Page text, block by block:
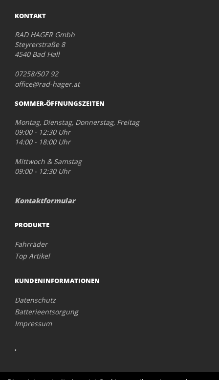
KONTAKT
RAD HAGER Gmbh
Steyrerstraße 8
4540 Bad Hall
07258/507 92
office@rad-hager.at
SOMMER-ÖFFNUNGSZEITEN
Montag, Dienstag, Donnerstag, Freitag
09:00 - 12:30 Uhr
14:00 - 18:00 Uhr
Mittwoch & Samstag
09:00 - 12:30 Uhr
Kontaktformular
PRODUKTE
Fahrräder
Top Artikel
KUNDENINFORMATIONEN
Datenschutz
Batterieentsorgung
Impressum
.